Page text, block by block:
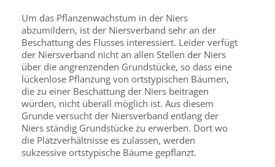
Um das Pflanzenwachstum in der Niers
abzumildern, ist der Niersverband sehr an der
Beschattung des Flusses interessiert. Leider verfügt
der Niersverband nicht an allen Stellen der Niers
über die angrenzenden Grundstücke, so dass eine
lückenlose Pflanzung von ortstypischen Bäumen,
die zu einer Beschattung der Niers beitragen
würden, nicht überall möglich ist. Aus diesem
Grunde versucht der Niersverband entlang der
Niers ständig Grundstücke zu erwerben. Dort wo
die Platzverhältnisse es zulassen, werden
sukzessive ortstypische Bäume gepflanzt.